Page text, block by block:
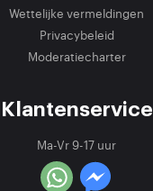
Wettelijke vermeldingen
Privacybeleid
Moderatiecharter
Klantenservice
Ma-Vr 9-17 uur